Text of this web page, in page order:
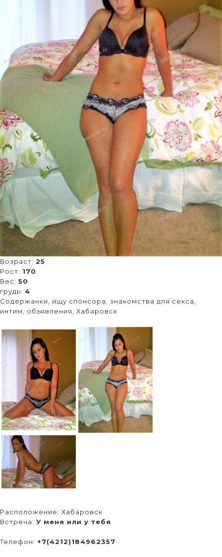
Возраст: 25
Рост: 170
Вес: 50
грудь: 4
Содержанки, ищу спонсора, знакомства для секса,
интим, объявления, Хабаровск
Расположение: Хабаровск
Встреча: У меня или у тебя
Телефон: +7(4212)184962357